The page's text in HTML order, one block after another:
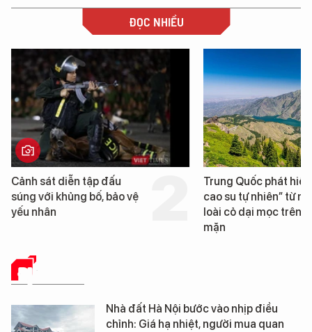
ĐỌC NHIỀU
Cảnh sát diễn tập đấu
súng với khủng bố, bảo vệ
yếu nhân
Trung Quốc phát hiện
cao su tự nhiên” từ
loài cỏ dại mọc trên
mặn
ĐỊA ỐC SỐ
Nhà đất Hà Nội bước vào nhịp điều
chỉnh: Giá hạ nhiệt, người mua quan